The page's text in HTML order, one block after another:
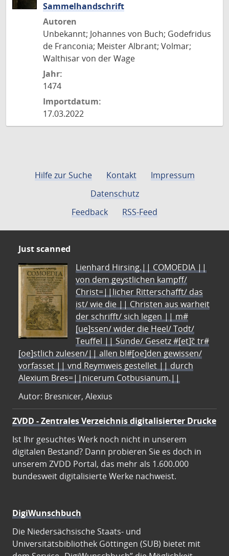
Sammelhandschrift
Autoren
Unbekannt; Johannes von Buch; Godefridus
de Franconia; Meister Albrant; Volmar;
Walthisar von der Wage
Jahr:
1474
Importdatum:
17.03.2022
Hilfe zur Suche Kontakt
Impressum
Datenschutz
Feedback
RSS-Feed
Just scanned
Lienhard Hirsing.|| COMOEDIA ||
von dem geystlichen kampff/
Christ=||licher Ritterschafft/ das
ist/ wie die || Christen aus warheit
der schrifft/ sich legen || m#
[ue]ssen/ wider die Heel/ Todt/
Teuffel || Sünde/ Gesetz #[et]c̃ tr#
[oe]stlich zulesen/|| allen bl#[oe]den gewissen/
vorfasset || vnd Reymweis gestellet || durch
Alexium Bres=||nicerum Cotbusianum.||
Autor: Bresnicer, Alexius
ZVDD - Zentrales Verzeichnis digitalisierter Drucke
Ist Ihr gesuchtes Werk noch nicht in unserem
digitalen Bestand? Dann probieren Sie es doch in
unserem ZVDD Portal, das mehr als 1.600.000
bundesweit digitalisierte Werke nachweist.
DigiWunschbuch
Die Niedersächsische Staats- und
Universitätsbibliothek Göttingen (SUB) bietet mit